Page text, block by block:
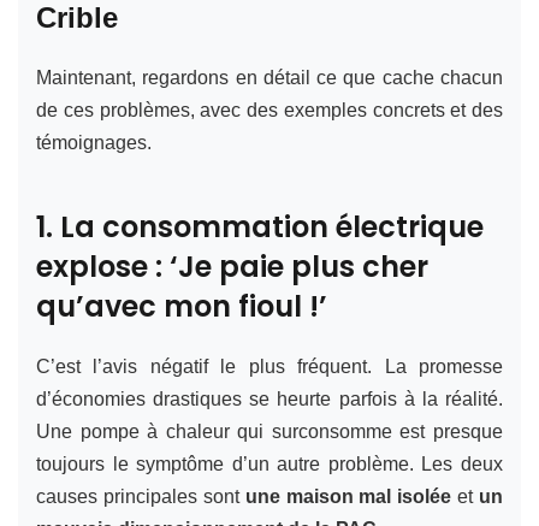
Crible
Maintenant, regardons en détail ce que cache chacun
de ces problèmes, avec des exemples concrets et des
témoignages.
1. La consommation électrique
explose : ‘Je paie plus cher
qu’avec mon fioul !’
C’est l’avis négatif le plus fréquent. La promesse
d’économies drastiques se heurte parfois à la réalité.
Une pompe à chaleur qui surconsomme est presque
toujours le symptôme d’un autre problème. Les deux
causes principales sont une maison mal isolée et un